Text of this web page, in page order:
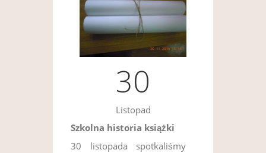
30
Listopad
Szkolna historia książki
30 listopada spotkaliśmy